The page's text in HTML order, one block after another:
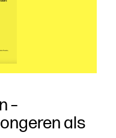
–
als